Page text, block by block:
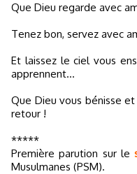
Que Dieu regarde avec
Tenez bon, servez avec
Et laissez le ciel vous
apprennent…
Que Dieu vous bénisse
retour !
*****
Première parution sur le
Musulmanes (PSM).